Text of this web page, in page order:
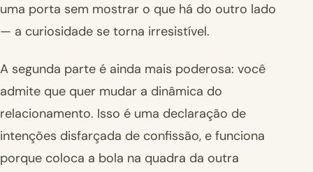
uma porta sem mostrar o que há do outro lado
— a curiosidade se torna irresistível.
A segunda parte é ainda mais poderosa: você
admite que quer mudar a dinâmica do
relacionamento. Isso é uma declaração de
intenções disfarçada de confissão, e funciona
porque coloca a bola na quadra da outra